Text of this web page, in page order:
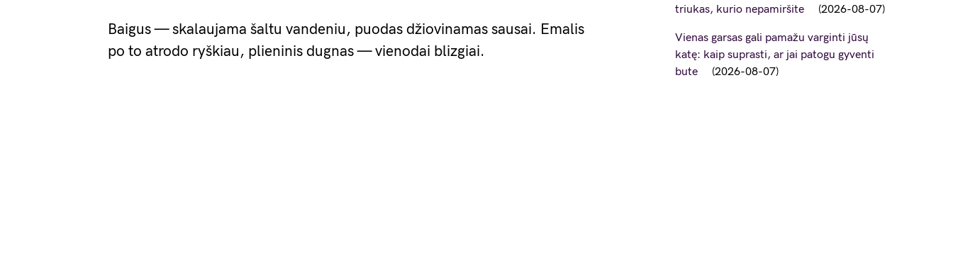
Baigus — skalaujama šaltu vandeniu, puodas džiovinamas sausai. Emalis
po to atrodo ryškiau, plieninis dugnas — vienodai blizgiai.
triukas, kurio nepamiršite
2026-08-07
Vienas garsas gali pamažu varginti jūsų
katę: kaip suprasti, ar jai patogu gyventi
bute
2026-08-07